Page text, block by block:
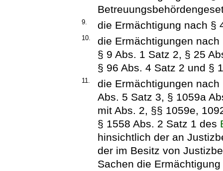
9. die Ermächtigung nach §
10.
die Ermächtigungen
§ 9 Abs. 1 Satz 2, § 25
§ 96 Abs. 4 Satz 2 und §
11.
die Ermächtigungen
Abs. 5 Satz 3, § 1059a
mit Abs. 2, §§ 1059e,
§ 1558 Abs. 2 Satz 1 des
hinsichtlich der an
der im Besitz von
Sachen die